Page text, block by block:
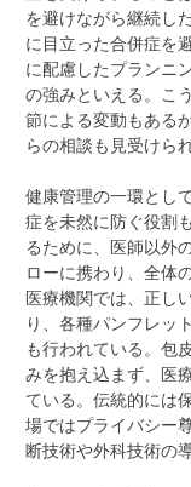
を避けながら継続し
に目立った合併症を
に配慮したプランニ
の強みといえる。こ
節による変動もある
らの相談も見受けられ
健康管理の一環とし
症を未然に防ぐ役割
るために、医師以外
ローに携わり、全体
医療機関では、正し
り、各種パンフレッ
も行われている。包
みを抱え込まず、医
ている。伝統的には
場ではプライバシー
断技術や外科技術の